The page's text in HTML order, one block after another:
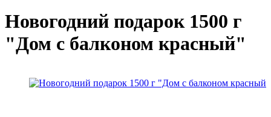
Новогодний подарок 1500 г
"Дом с балконом красный"